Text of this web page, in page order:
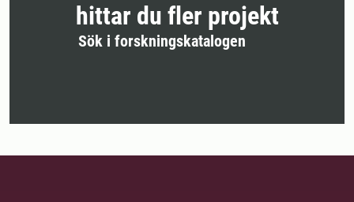
hittar du fler projekt
Sök i forskningskatalogen